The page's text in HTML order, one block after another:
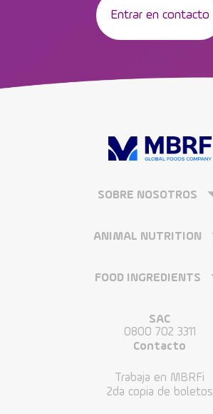
Entrar en contacto
SOBRE NOSOTROS
ANIMAL NUTRITION
FOOD INGREDIENTS
SAC
0800 702 3311
Contacto
Trabaja en MBRFi
2da copia de boletos